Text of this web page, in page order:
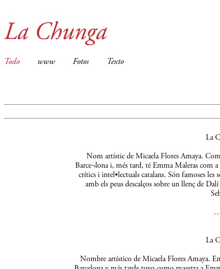
La Chunga
Todo www Fotos Texto
La
Nom artístic de Micaela Flores Amaya.
Barce¬lona i, més tard, té Emma Maleras com
crítics i intel•lectuals catalans. Són famoses
amb els peus descalços sobre un llenç de
La
Nombre artístico de Micaela Flores Amaya.